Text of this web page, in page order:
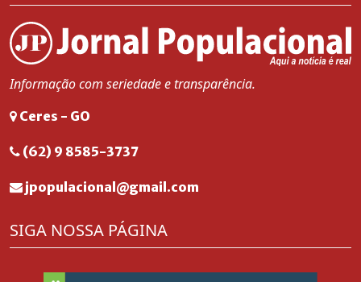
Informação com seriedade e transparência.
Ceres - GO
(62) 9 8585-3737
jpopulacional@gmail.com
SIGA NOSSA PÁGINA